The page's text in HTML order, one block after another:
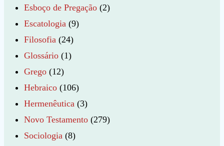
Esboço de Pregação (2)
Escatologia (9)
Filosofia (24)
Glossário (1)
Grego (12)
Hebraico (106)
Hermenêutica (3)
Novo Testamento (279)
Sociologia (8)